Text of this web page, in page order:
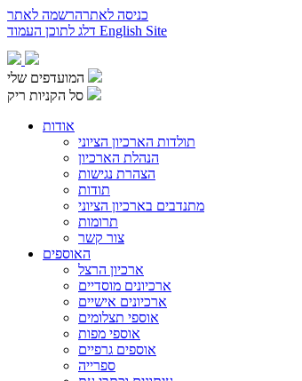
כניסה לאתרהרשמה לאתר
English Site
המועדפים שלי
סל הקניות ריק
אודות
תולדות הארכיון הציוני
הנהלת הארכיון
הצהרת נגישות
תודות
מתנדבים בארכיון הציוני
תרומות
צור קשר
האוספים
ארכיון הרצל
ארכיונים מוסדיים
ארכיונים אישיים
אוספי תצלומים
אוספי מפות
אוספים גרפיים
ספרייה